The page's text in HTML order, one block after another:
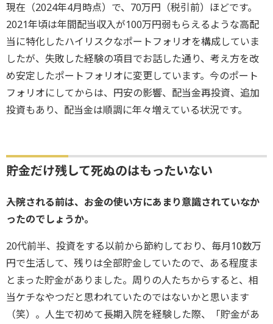
現在（2024年4月時点）で、70万円（税引前）ほどです。
2021年頃は年間配当収入が100万円弱もらえるような高配
当に特化したハイリスクなポートフォリオを構成していま
したが、失敗した経験の項目でお話した通り、考え方を改
め安定したポートフォリオに変更しています。今のポート
フォリオにしてからは、円安の影響、配当金再投資、追加
投資もあり、配当金は順調に年々増えている状況です。
貯金だけ残して死ぬのはもったいない
――入院される前は、お金の使い方にあまり意識されていなか
ったのでしょうか。
20代前半、投資をする以前から節約しており、毎月10数万
円で生活して、残りは全部貯金していたので、ある程度ま
とまった貯金がありました。周りの人たちからすると、相
当ケチなやつだと思われていたのではないかと思います
（笑）。人生で初めて長期入院を経験した際、「貯金があ